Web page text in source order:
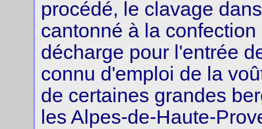
procédé, le clavage
cantonné à la
décharge pour l'entrée
connu d'emploi de la
de certaines grandes
les Alpes-de-Haute-